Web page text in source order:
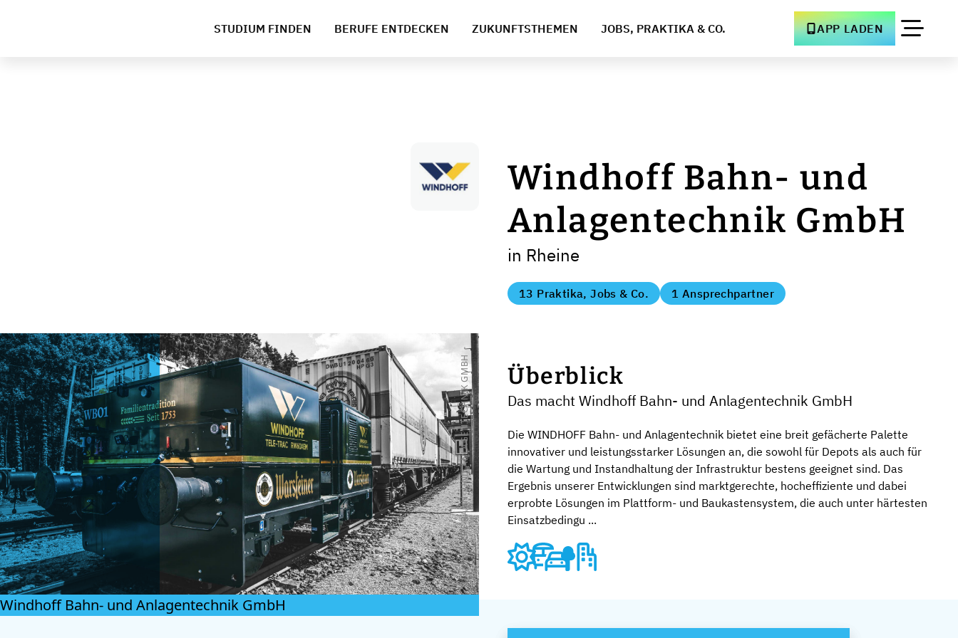
STUDIUM FINDEN BERUFE ENTDECKEN ZUKUNFTSTHEMEN JOBS, PRAKTIKA & CO. APP LADEN
Windhoff Bahn- und
Anlagentechnik GmbH
in Rheine
13 Praktika, Jobs & Co. 1 Ansprechpartner
© WINDHOFF BAHN- UND ANLAGENTECHNIK GMBH
Windhoff Bahn- und Anlagentechnik GmbH
Überblick
Das macht Windhoff Bahn- und Anlagentechnik GmbH
Die WINDHOFF Bahn- und Anlagentechnik bietet eine breit gefächerte Palette
innovativer und leistungsstarker Lösungen an, die sowohl für Depots als auch für
die Wartung und Instandhaltung der Infrastruktur bestens geeignet sind. Das
Ergebnis unserer Entwicklungen sind marktgerechte, hocheffiziente und dabei
erprobte Lösungen im Plattform- und Baukastensystem, die auch unter härtesten
Einsatzbedingu ...